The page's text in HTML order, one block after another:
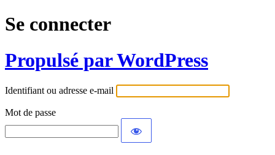
Se connecter
Propulsé par WordPress
Identifiant ou adresse e-mail
Mot de passe